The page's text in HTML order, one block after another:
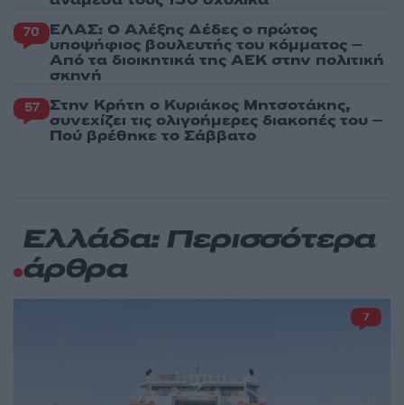
70 ΕΛΑΣ: Ο Αλέξης Δέδες ο πρώτος
υποψήφιος βουλευτής του κόμματος –
Από τα διοικητικά της ΑΕΚ στην πολιτική
σκηνή
57 Στην Κρήτη ο Κυριάκος Μητσοτάκης,
συνεχίζει τις ολιγοήμερες διακοπές του –
Πού βρέθηκε το Σάββατο
Ελλάδα: Περισσότερα
άρθρα
7